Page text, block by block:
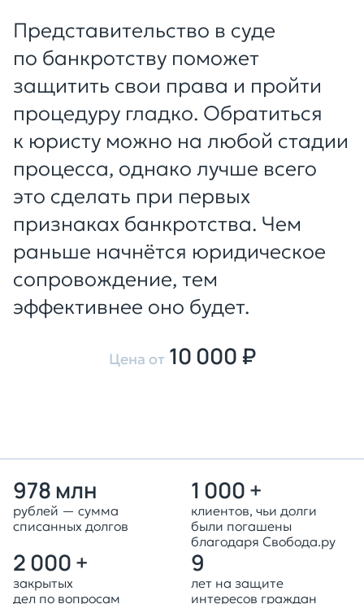
Представительство в суде
по банкротству поможет
защитить свои права и пройти
процедуру гладко. Обратиться
к юристу можно на любой стадии
процесса, однако лучше всего
это сделать при первых
признаках банкротства. Чем
раньше начнётся юридическое
сопровождение, тем
эффективнее оно будет.
Цена от 10 000 ₽
978 млн
рублей — сумма
списанных долгов
1 000 +
клиентов, чьи долги
были погашены
благодаря Свобода.ру
2 000 +
закрытых
дел по вопросам
9
лет на защите
интересов граждан